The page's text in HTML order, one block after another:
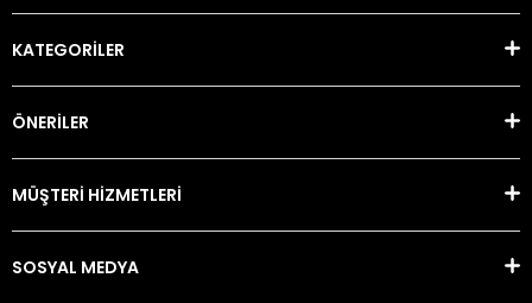
KATEGORİLER
ÖNERİLER
MÜŞTERİ HİZMETLERİ
SOSYAL MEDYA